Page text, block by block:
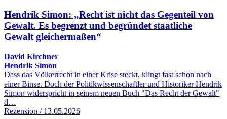
Hendrik Simon: „Recht ist nicht das Gegenteil von
Gewalt. Es begrenzt und begründet staatliche
Gewalt gleichermaßen“
David Kirchner
Hendrik Simon
Dass das Völkerrecht in einer Krise steckt, klingt fast schon nach
einer Binse. Doch der Politikwissenschaftler und Historiker Hendrik
Simon widerspricht in seinem neuen Buch "Das Recht der Gewalt"
d…
Rezension / 13.05.2026